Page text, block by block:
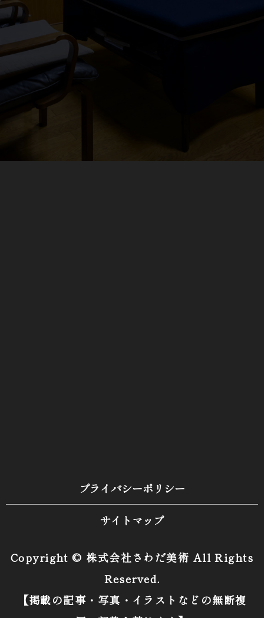
0120-490-858
プライバシーポリシー
サイトマップ
Copyright © 株式会社さわだ美術 All Rights
Reserved.
【掲載の記事・写真・イラストなどの無断複